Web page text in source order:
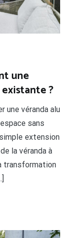
une
?
une véranda alu
sans
extension
la véranda à
transformation